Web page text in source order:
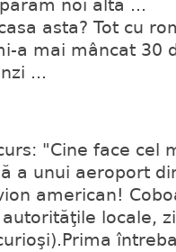
noi alta ...
asta? Tot cu
a mai mâncat 30
...
"Cine face cel
a unui aeroport
american!
locale,